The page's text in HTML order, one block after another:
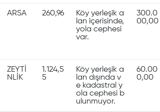
ARSA 260,96
Köy yerleşik a
lan içerisinde,
yola cephesi
var.
300.0
00,00
ZEYTİ
NLİK
1.124,5
5
Köy yerleşik a
lan dışında v
e kadastral y
ola cephesi b
ulunmuyor.
60.00
0,00